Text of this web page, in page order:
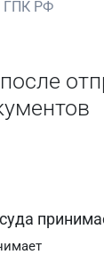
ГПК РФ